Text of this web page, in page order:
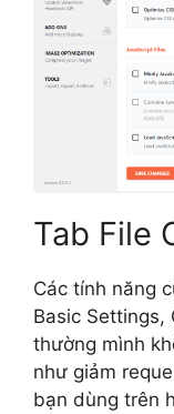
Tab File
Các tính năng
Basic Settings,
thường mình
như giảm
bạn dùng trên